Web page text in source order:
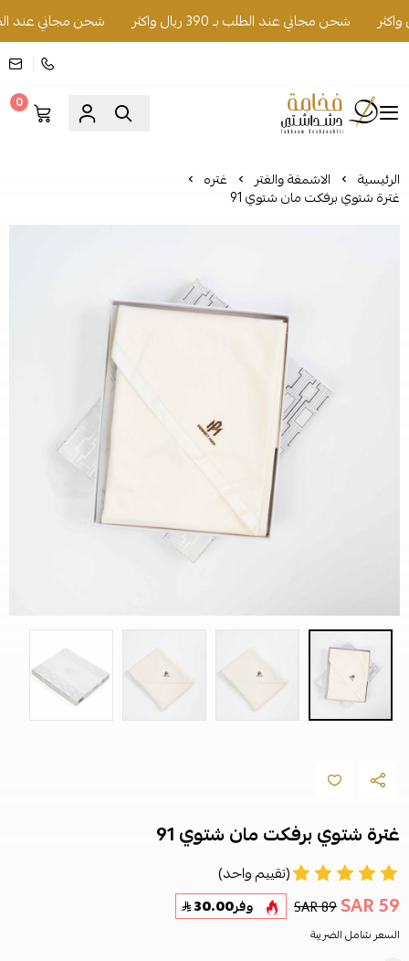
شحن مجاني عند الطلب بـ 390 ريال واكثر شحن مجاني عند الطلب بـ 390
فخامة دشداشتي
0
الرئيسية الاشمغة والغتر غتره
غترة شتوي برفكت مان شتوي 91
غترة شتوي برفكت مان شتوي 91
(تقييم واحد)
59 SAR
89 SAR وفر30.00
السعر شامل الضريبة